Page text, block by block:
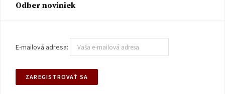
Odber noviniek
E-mailová adresa: